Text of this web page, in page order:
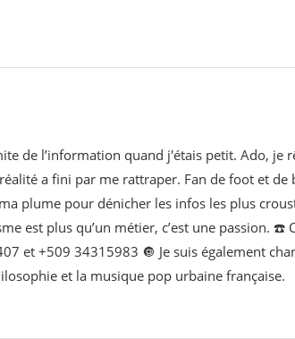
de l’information quand j'étais petit. Ado, je
a fini par me rattraper. Fan de foot et de
plume pour dénicher les infos les plus
est plus qu’un métier, c’est une passion. ☎️
et +509 34315983 🔘 Je suis également
et la musique pop urbaine française.